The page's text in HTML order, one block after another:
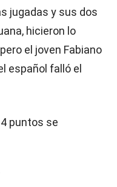
jugadas y sus dos
hicieron lo
el joven Fabiano
español falló el
puntos se